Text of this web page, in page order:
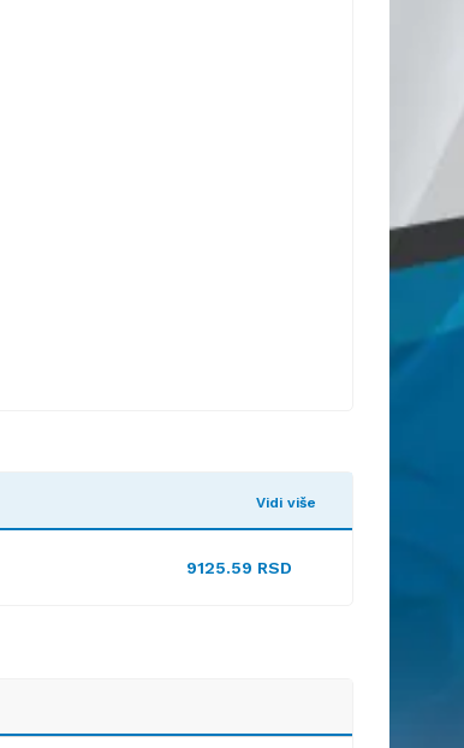
Vidi više
9125.59 RSD